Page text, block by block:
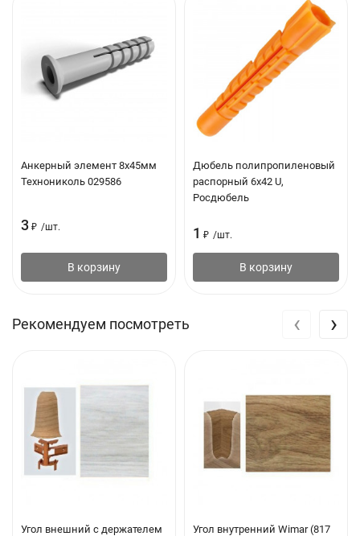
Анкерный элемент 8х45мм
Технониколь 029586
3 ₽ /шт.
В корзину
Дюбель полипропиленовый
распорный 6х42 U,
Росдюбель
1 ₽ /шт.
В корзину
Рекомендуем посмотреть
Угол внешний с держателем
Угол внутренний Wimar (817
‹ ›